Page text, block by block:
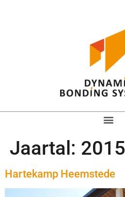
Jaartal: 2015
Hartekamp Heemstede